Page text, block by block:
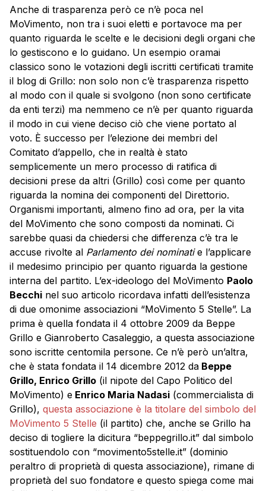
Anche di trasparenza però ce n’è poca nel
MoVimento, non tra i suoi eletti e portavoce ma per
quanto riguarda le scelte e le decisioni degli organi che
lo gestiscono e lo guidano. Un esempio oramai
classico sono le votazioni degli iscritti certificati tramite
il blog di Grillo: non solo non c’è trasparenza rispetto
al modo con il quale si svolgono (non sono certificate
da enti terzi) ma nemmeno ce n’è per quanto riguarda
il modo in cui viene deciso ciò che viene portato al
voto. È successo per l’elezione dei membri del
Comitato d’appello, che in realtà è stato
semplicemente un mero processo di ratifica di
decisioni prese da altri (Grillo) così come per quanto
riguarda la nomina dei componenti del Direttorio.
Organismi importanti, almeno fino ad ora, per la vita
del MoVimento che sono composti da nominati. Ci
sarebbe quasi da chiedersi che differenza c’è tra le
accuse rivolte al Parlamento dei nominatie l’applicare
il medesimo principio per quanto riguarda la gestione
interna del partito. L’ex-ideologo del MoVimento Paolo
Becchi nel suo articolo ricordava infatti dell’esistenza
di due omonime associazioni “MoVimento 5 Stelle”. La
prima è quella fondata il 4 ottobre 2009 da Beppe
Grillo e Gianroberto Casaleggio, a questa associazione
sono iscritte centomila persone. Ce n’è però un’altra,
che è stata fondata il 14 dicembre 2012 da Beppe
Grillo, Enrico Grillo (il nipote del Capo Politico del
MoVimento) e Enrico Maria Nadasi (commercialista di
Grillo), questa associazione è la titolare del simbolo del
MoVimento 5 Stelle (il partito) che, anche se Grillo ha
deciso di togliere la dicitura “beppegrillo.it” dal simbolo
sostituendolo con “movimento5stelle.it” (dominio
peraltro di proprietà di questa associazione), rimane di
proprietà del suo fondatore e questo spiega come mai